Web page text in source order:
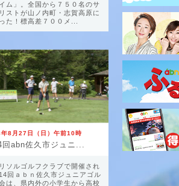
ム」。全国から７５０名のサ
ストが山ノ内町・志賀高原に
た！標高差７００メ...
8月27日（日）午前10時
回abn佐久市ジュニ...
ソルゴルフクラブで開催され
回ａｂｎ佐久市ジュニアゴル
は、県内外の小学生から高校